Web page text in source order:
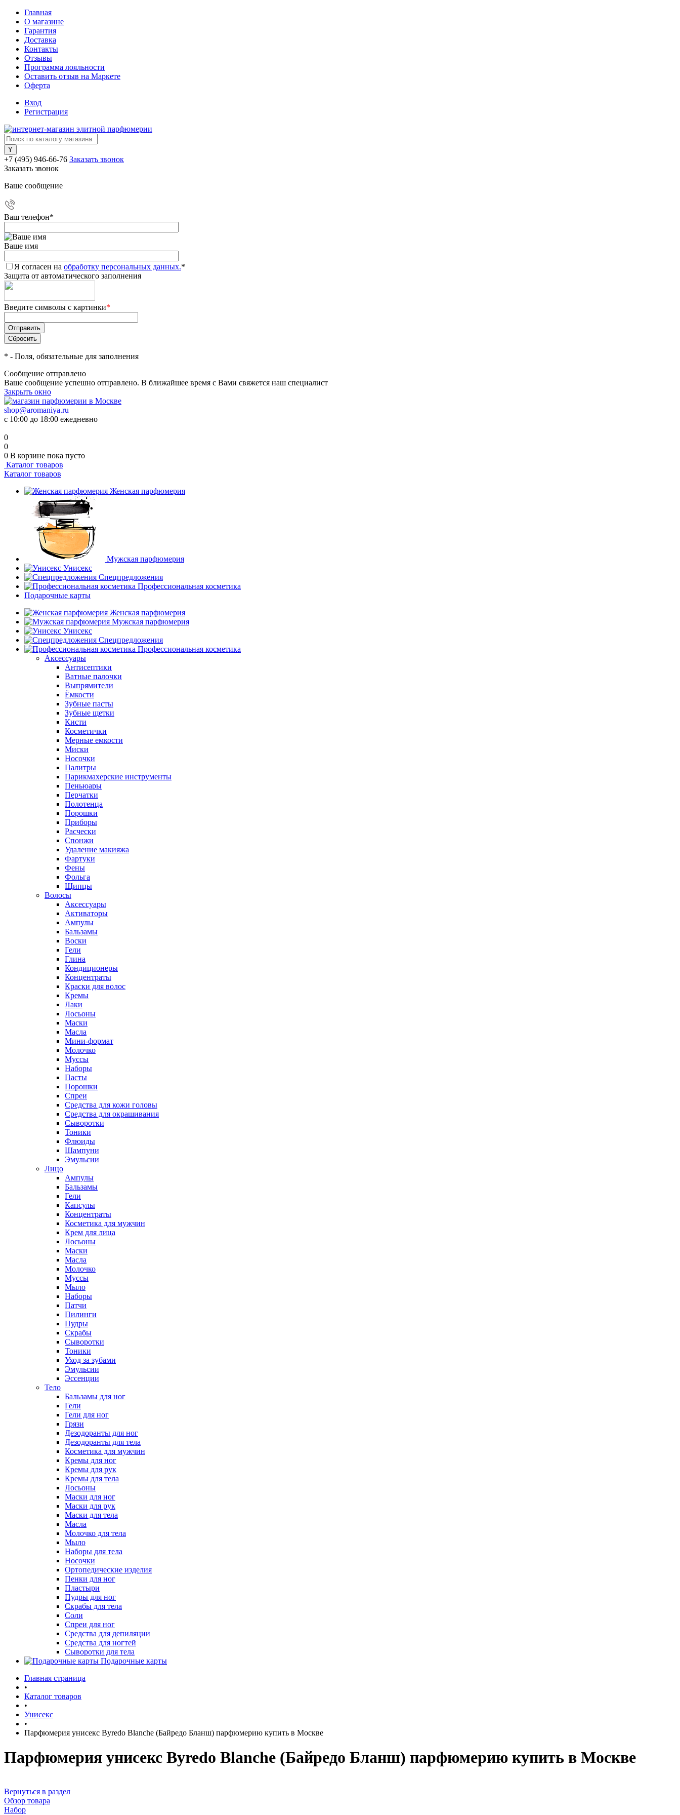
Главная
О магазине
Гарантия
Доставка
Контакты
Отзывы
Программа лояльности
Оставить отзыв на Маркете
Оферта
Вход
Регистрация
+7 (495) 946-66-76 Заказать звонок
Заказать звонок
Ваше сообщение
Ваш телефон*
Ваше имя
Я согласен на обработку персональных данных.*
Защита от автоматического заполнения
Введите символы с картинки*
* - Поля, обязательные для заполнения
Сообщение отправлено
Ваше сообщение успешно отправлено. В ближайшее время с Вами свяжется наш специалист
Закрыть окно
shop@aromaniya.ru
с 10:00 до 18:00 ежедневно
0
0
0 В корзине пока пусто
Каталог товаров
Каталог товаров
Женская парфюмерия
Мужская парфюмерия
Унисекс
Спецпредложения
Профессиональная косметика
Подарочные карты
Женская парфюмерия
Мужская парфюмерия
Унисекс
Спецпредложения
Профессиональная косметика
Аксессуары
Антисептики
Ватные палочки
Выпрямители
Ёмкости
Зубные пасты
Зубные щетки
Кисти
Косметички
Мерные емкости
Миски
Носочки
Палитры
Парикмахерские инструменты
Пеньюары
Перчатки
Полотенца
Порошки
Приборы
Расчески
Спонжи
Удаление макияжа
Фартуки
Фены
Фольга
Щипцы
Волосы
Аксессуары
Активаторы
Ампулы
Бальзамы
Воски
Гели
Глина
Кондиционеры
Концентраты
Краски для волос
Кремы
Лаки
Лосьоны
Маски
Масла
Мини-формат
Молочко
Муссы
Наборы
Пасты
Порошки
Спреи
Средства для кожи головы
Средства для окрашивания
Сыворотки
Тоники
Флюиды
Шампуни
Эмульсии
Лицо
Ампулы
Бальзамы
Гели
Капсулы
Концентраты
Косметика для мужчин
Крем для лица
Лосьоны
Маски
Масла
Молочко
Муссы
Мыло
Наборы
Патчи
Пилинги
Пудры
Скрабы
Сыворотки
Тоники
Уход за зубами
Эмульсии
Эссенции
Тело
Бальзамы для ног
Гели
Гели для ног
Грязи
Дезодоранты для ног
Дезодоранты для тела
Косметика для мужчин
Кремы для ног
Кремы для рук
Кремы для тела
Лосьоны
Маски для ног
Маски для рук
Маски для тела
Масла
Молочко для тела
Мыло
Наборы для тела
Носочки
Ортопедические изделия
Пенки для ног
Пластыри
Пудры для ног
Скрабы для тела
Соли
Спреи для ног
Средства для депиляции
Средства для ногтей
Сыворотки для тела
Подарочные карты
Главная страница
•
Каталог товаров
•
Унисекс
•
Парфюмерия унисекс Byredo Blanche (Байредо Бланш) парфюмерию купить в Москве
Парфюмерия унисекс Byredo Blanche (Байредо Бланш) парфюмерию купить в Москве
Вернуться в раздел
Обзор товара
Набор